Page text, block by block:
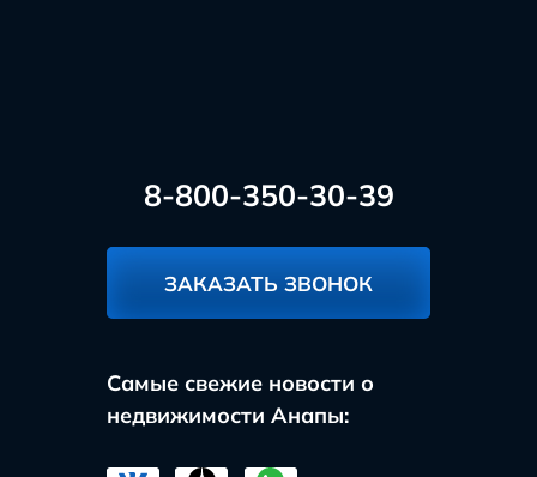
8-800-350-30-39
ЗАКАЗАТЬ ЗВОНОК
Самые свежие новости о
недвижимости Анапы: